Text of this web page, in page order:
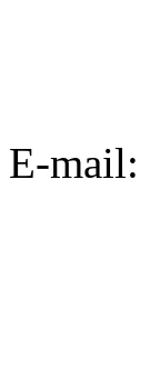
E-mail: